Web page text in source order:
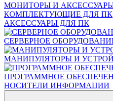
МОНИТОРЫ И
КОМПЛЕКТУЮЩИЕ ДЛЯ ПК
АКСЕССУАРЫ ДЛЯ ПК
СЕРВЕРНОЕ
МАНИПУЛЯТОРЫ И
ПРОГРАММНОЕ
НОСИТЕЛИ ИНФОРМАЦИИ